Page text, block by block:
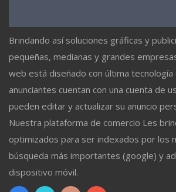
Brindando así soluciones gráficas y
pequeñas, medianas y grandes
web está diseñado con última tecnología
anunciantes cuentan con una cuenta de
pueden editar y actualizar su anuncio
Nuestra plataforma de comercio Les
optimizados para ser indexados por los
búsqueda más importantes (google) y
dispositivo móvil.